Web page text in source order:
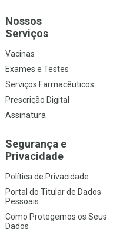
Nossos
Serviços
Vacinas
Exames e Testes
Serviços Farmacêuticos
Prescrição Digital
Assinatura
Segurança e
Privacidade
Política de Privacidade
Portal do Titular de Dados
Pessoais
Como Protegemos os Seus
Dados